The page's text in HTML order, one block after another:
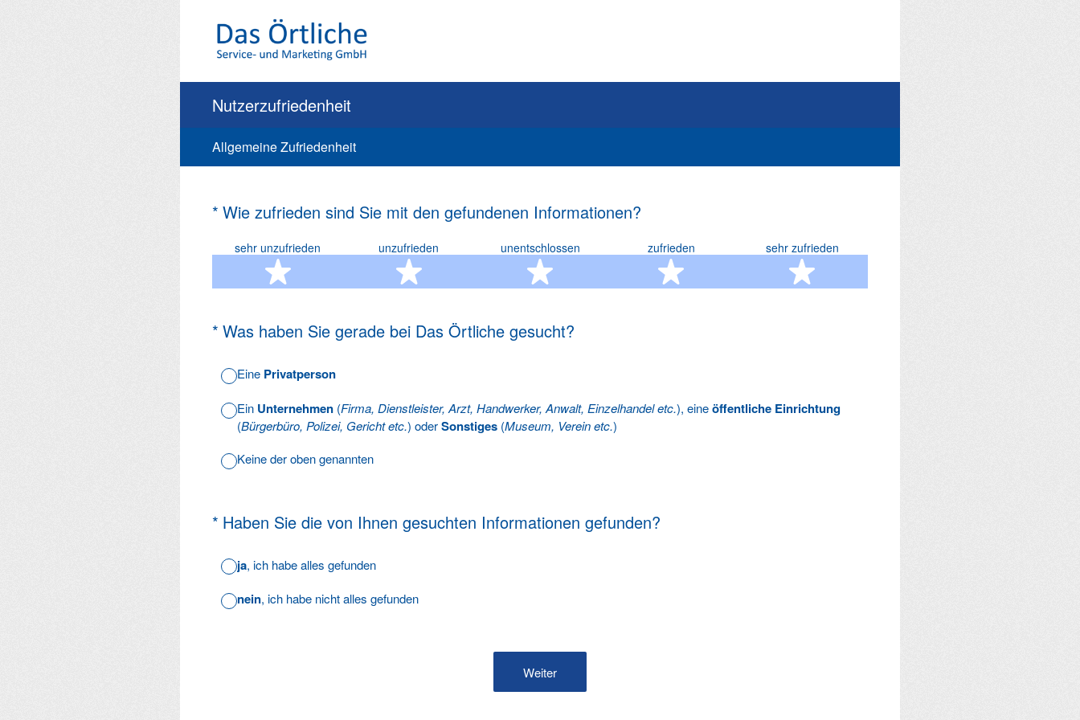
Nutzerzufriedenheit
Allgemeine Zufriedenheit
* Wie zufrieden sind Sie mit den gefundenen Informationen?
(Erforderlich.)
sehr unzufrieden
1 Stern
unzufrieden
2 Sterne
unentschlossen
3 Sterne
zufrieden
4 Sterne
sehr zufrieden
5 Sterne
* Was haben Sie gerade bei Das Örtliche gesucht?
(Erforderlich.)
Eine Privatperson
Ein Unternehmen (Firma, Dienstleister, Arzt, Handwerker, Anwalt, Einzelhandel etc.), eineöffentliche Einrichtung
(Bürgerbüro, Polizei, Gericht etc.) oderSonstiges (Museum, Verein etc.)
Keine der oben genannten
* Haben Sie die von Ihnen gesuchten Informationen gefunden?
(Erforderlich.)
ja, ich habe alles gefunden
nein, ich habe nicht alles gefunden
Weiter